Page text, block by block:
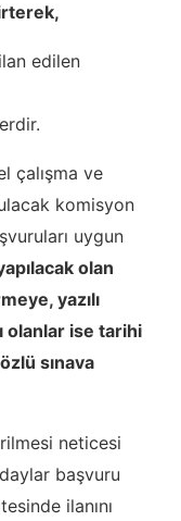
edilen
çalışma ve
komisyon
uygun
olan
yazılı
olanlar ise tarihi
sınava
neticesi
başvuru
ilanını